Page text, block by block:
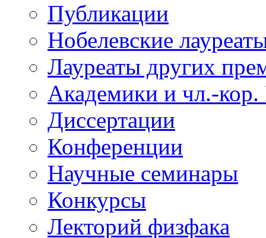
Публикации
Нобелевские
Лауреаты других
Академики и чл.-
Диссертации
Конференции
Научные семинары
Конкурсы
Лекторий физфака